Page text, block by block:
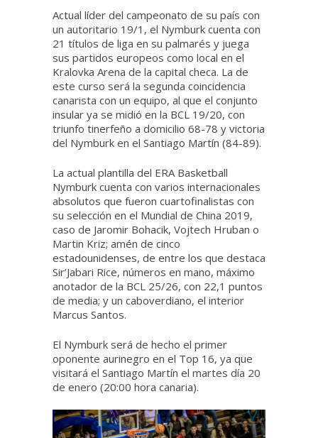
Actual líder del campeonato de su país con
un autoritario 19/1, el Nymburk cuenta con
21 títulos de liga en su palmarés y juega
sus partidos europeos como local en el
Kralovka Arena de la capital checa. La de
este curso será la segunda coincidencia
canarista con un equipo, al que el conjunto
insular ya se midió en la BCL 19/20, con
triunfo tinerfeño a domicilio 68-78 y victoria
del Nymburk en el Santiago Martín (84-89).
La actual plantilla del ERA Basketball
Nymburk cuenta con varios internacionales
absolutos que fueron cuartofinalistas con
su selección en el Mundial de China 2019,
caso de Jaromir Bohacik, Vojtech Hruban o
Martin Kriz; amén de cinco
estadounidenses, de entre los que destaca
Sir’Jabari Rice, números en mano, máximo
anotador de la BCL 25/26, con 22,1 puntos
de media; y un caboverdiano, el interior
Marcus Santos.
El Nymburk será de hecho el primer
oponente aurinegro en el Top 16, ya que
visitará el Santiago Martín el martes día 20
de enero (20:00 hora canaria).